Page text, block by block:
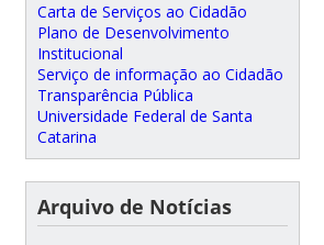
Carta de Serviços ao Cidadão
Plano de Desenvolvimento
Institucional
Serviço de informação ao Cidadão
Transparência Pública
Universidade Federal de Santa
Catarina
Arquivo de Notícias